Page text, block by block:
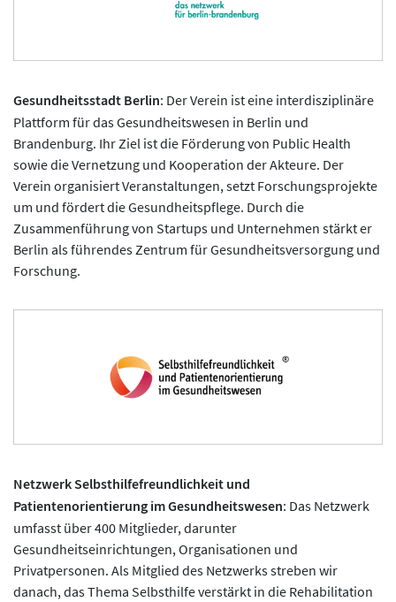
Gesundheitsstadt Berlin: Der Verein ist eine interdisziplinäre
Plattform für das Gesundheitswesen in Berlin und
Brandenburg. Ihr Ziel ist die Förderung von Public Health
sowie die Vernetzung und Kooperation der Akteure. Der
Verein organisiert Veranstaltungen, setzt Forschungsprojekte
um und fördert die Gesundheitspflege. Durch die
Zusammenführung von Startups und Unternehmen stärkt er
Berlin als führendes Zentrum für Gesundheitsversorgung und
Forschung.
Netzwerk Selbsthilfefreundlichkeit und
Patientenorientierung im Gesundheitswesen: Das Netzwerk
umfasst über 400 Mitglieder, darunter
Gesundheitseinrichtungen, Organisationen und
Privatpersonen. Als Mitglied des Netzwerks streben wir
danach, das Thema Selbsthilfe verstärkt in die Rehabilitation